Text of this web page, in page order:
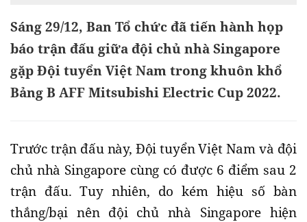
Sáng 29/12, Ban Tổ chức đã tiến hành họp
báo trận đấu giữa đội chủ nhà Singapore
gặp Đội tuyển Việt Nam trong khuôn khổ
Bảng B AFF Mitsubishi Electric Cup 2022.
Trước trận đấu này, Đội tuyển Việt Nam và đội
chủ nhà Singapore cùng có được 6 điểm sau 2
trận đấu. Tuy nhiên, do kém hiệu số bàn
thắng/bại nên đội chủ nhà Singapore hiện